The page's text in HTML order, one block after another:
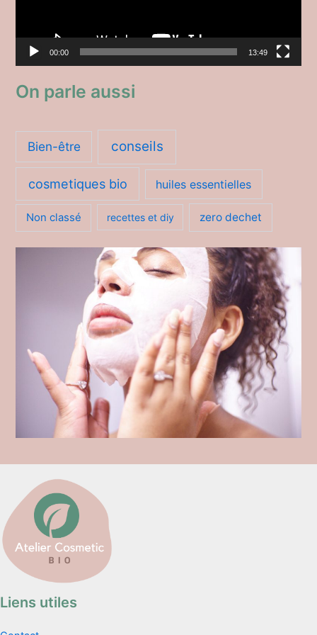
r
d
00:00 13:49
On parle aussi
Bien-être conseils
cosmetiques bio huiles essentielles
Non classé recettes et diy zero dechet
Liens utiles